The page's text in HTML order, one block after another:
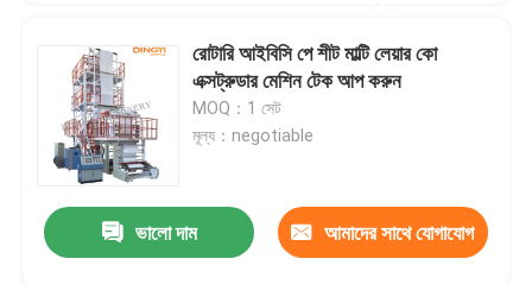
রোটারি আইবিসি পে শীট মাল্টি লেয়ার কো
এক্সট্রুডার মেশিন টেক আপ করুন
MOQ：1 সেট
মূল্য：negotiable
ভালো দাম আমাদের সাথে যোগাযোগ